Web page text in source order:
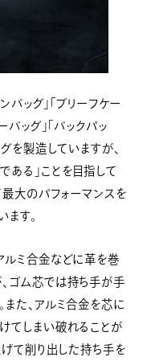
バッグ」「ブリーフケー
バッグ」「バックパッ
を製造していますが、
ある」ことを目指して
最大のパフォーマンスを
す。
ルミ合金などに革を巻
ゴム芯では持ち手が手
た、アルミ合金を芯に
てしまい破れることが
げて削り出した持ち手を